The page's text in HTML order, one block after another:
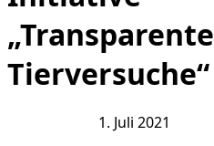
„Transparente
Tierversuche“
1. Juli 2021